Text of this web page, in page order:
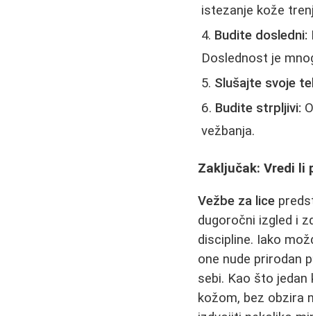
istezanje kože
Budite dosledni:
Doslednost je
Slušajte svoje
Budite strpljivi:
vežbanja.
Zaključak: Vredi li
Vežbe za lice
dugoročni izgled i
discipline. Iako
one nude prirodan
sebi. Kao što jedan
kožom, bez obzira